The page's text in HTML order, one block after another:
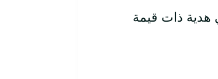
هدية ذات قيمة